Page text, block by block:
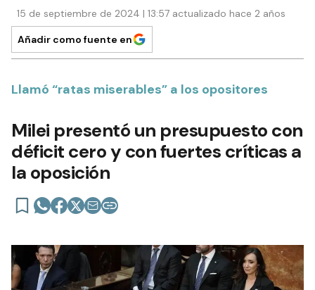
15 de septiembre de 2024 | 13:57 actualizado hace 2 años
Añadir como fuente en
Llamó “ratas miserables” a los opositores
Milei presentó un presupuesto con
déficit cero y con fuertes críticas a
la oposición